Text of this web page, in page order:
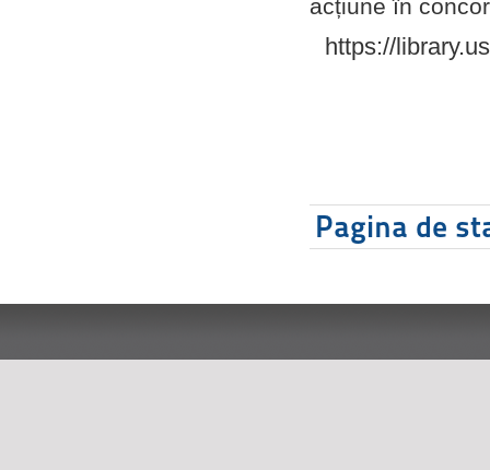
acțiune în
https://
Pagina de